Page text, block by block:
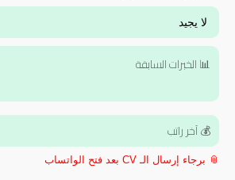
📎 برجاء إرسال الـ CV بعد فتح الواتساب